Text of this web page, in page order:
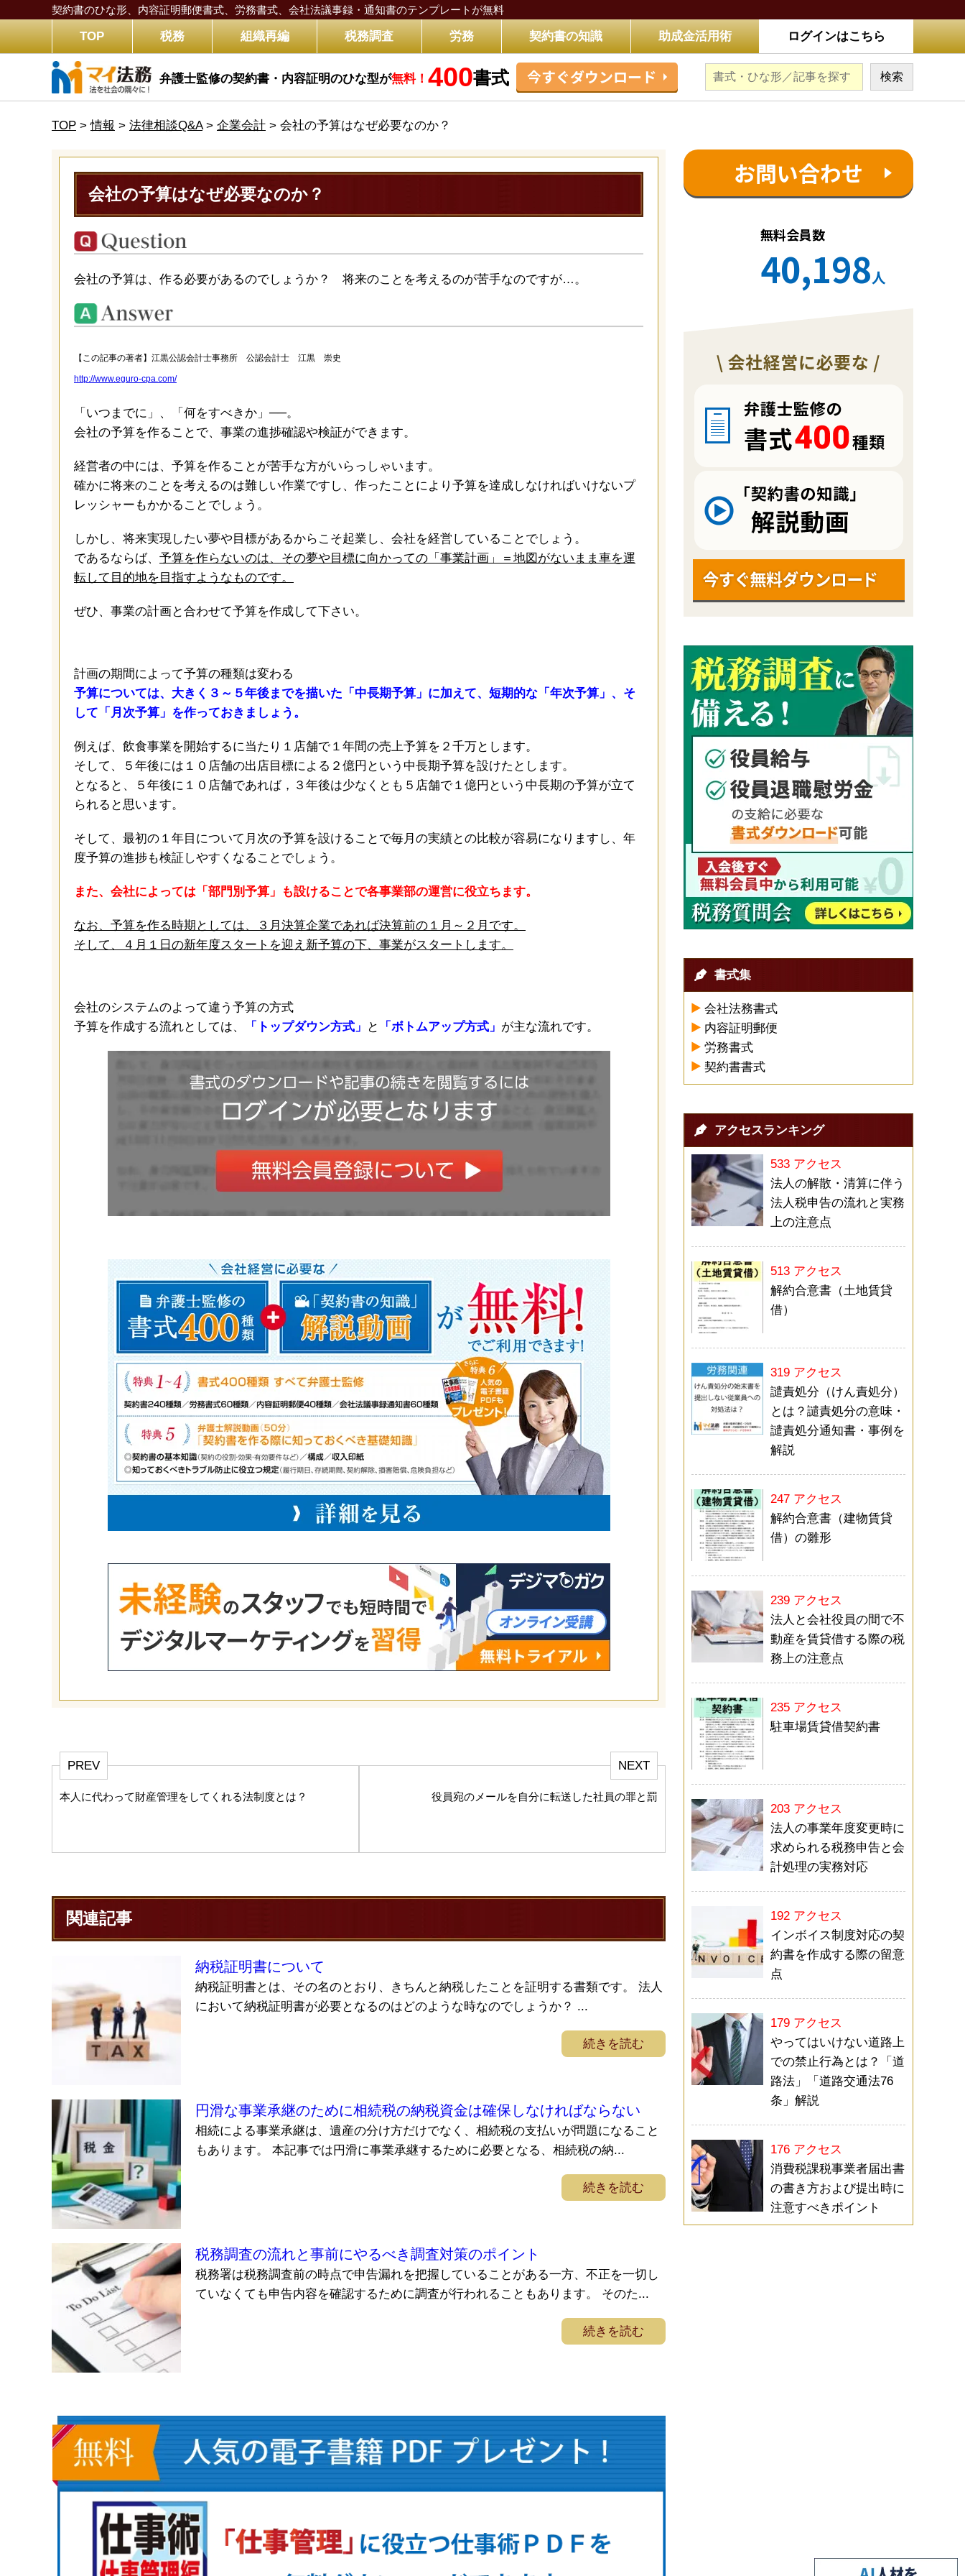
契約書のひな形、内容証明郵便書式、労務書式、 会社法議事録・通知書のテンプレートが無料
TOP 税務 組織再編 税務調査 労務 契約書の知識 助成金活用術 ログインはこちら
弁護士監修の契約書・内容証明のひな型が無料！ 400書式 今すぐダウンロード
TOP >情報 > 法律相談Q&A> 企業会計 > 会社の予算はなぜ必要なのか？
会社の予算はなぜ必要なのか？
会社の予算は、作る必要があるのでしょうか？ 将来のことを考えるのが苦手なのですが…。
【この記事の著者】江黒公認会計士事務所 公認会計士 江黒 崇史
http://www.eguro-cpa.com/
「いつまでに」、「何をすべきか」──。
会社の予算を作ることで、事業の進捗確認や検証ができます。
経営者の中には、予算を作ることが苦手な方がいらっしゃいます。
確かに将来のことを考えるのは難しい作業ですし、作ったことにより予算を達成しなければいけないプ
レッシャーもかかることでしょう。
しかし、将来実現したい夢や目標があるからこそ起業し、会社を経営していることでしょう。
であるならば、 予算を作らないのは、その夢や目標に向かっての「事業計画」＝地図がないまま車を運
転して目的地を目指すようなものです。
ぜひ、事業の計画と合わせて予算を作成して下さい。
計画の期間によって予算の種類は変わる
予算については、大きく３～５年後までを描いた「中長期予算」に加えて、短期的な「年次予算」、そ
して「月次予算」を作っておきましょう。
例えば、飲食事業を開始するに当たり１店舗で１年間の売上予算を２千万とします。
そして、５年後には１０店舗の出店目標による２億円という中長期予算を設けたとします。
となると、５年後に１０店舗であれば，３年後は少なくとも５店舗で１億円という中長期の予算が立て
られると思います。
そして、最初の１年目について月次の予算を設けることで毎月の実績との比較が容易になりますし、年
度予算の進捗も検証しやすくなることでしょう。
また、会社によっては「部門別予算」も設けることで各事業部の運営に役立ちます。
なお、予算を作る時期としては、３月決算企業であれば決算前の１月～２月です。
そして、４月１日の新年度スタートを迎え新予算の下、事業がスタートします。
会社のシステムのよって違う予算の方式
予算を作成する流れとしては、
「トップダウン方式」 と 「ボトムアップ方式」 が主な流れです。
PREV
本人に代わって財産管理をしてくれる法制度とは？
NEXT
役員宛のメールを自分に転送した社員の罪と罰
関連記事
納税証明書について
納税証明書とは、その名のとおり、きちんと納税したことを証明する書類です。 法人
において納税証明書が必要となるのはどのような時なのでしょうか？ ...
続きを読む
円滑な事業承継のために相続税の納税資金は確保しなければならない
相続による事業承継は、遺産の分け方だけでなく、相続税の支払いが問題になること
もあります。 本記事では円滑に事業承継するために必要となる、相続税の納...
続きを読む
税務調査の流れと事前にやるべき調査対策のポイント
税務署は税務調査前の時点で申告漏れを把握していることがある一方、不正を一切し
ていなくても申告内容を確認するために調査が行われることもあります。 そのた...
続きを読む
お問い合わせ
無料会員数
40,198人
書式集
会社法務書式
内容証明郵便
労務書式
契約書書式
アクセスランキング
533 アクセス
法人の解散・清算に伴う
法人税申告の流れと実務
上の注意点
513 アクセス
解約合意書（土地賃貸
借）
319 アクセス
譴責処分（けん責処分）
とは？譴責処分の意味・
譴責処分通知書・事例を
解説
247 アクセス
解約合意書（建物賃貸
借）の雛形
239 アクセス
法人と会社役員の間で不
動産を賃貸借する際の税
務上の注意点
235 アクセス
駐車場賃貸借契約書
203 アクセス
法人の事業年度変更時に
求められる税務申告と会
計処理の実務対応
192 アクセス
インボイス制度対応の契
約書を作成する際の留意
点
179 アクセス
やってはいけない道路上
での禁止行為とは？「道
路法」「道路交通法76
条」解説
176 アクセス
消費税課税事業者届出書
の書き方および提出時に
注意すべきポイント